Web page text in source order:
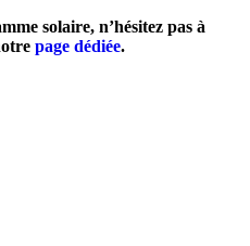
solaire, n’hésitez pas à
page dédiée.